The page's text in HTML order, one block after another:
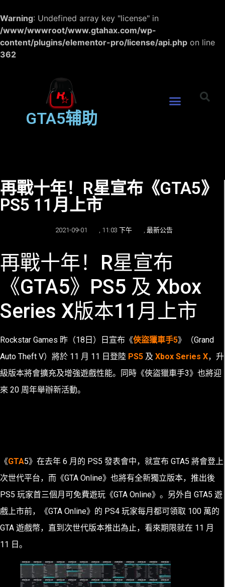
Warning: Undefined array key "license" in
/www/wwwroot/www.gtahax.com/wp-
content/plugins/elementor-pro/license/api.php on line
362
GTA5辅助
再戰十年！R星宣布《GTA5》
PS5 11月上市
2021-09-01 11:03 下午 最新公告
再戰十年！R星宣布
《GTA5》PS5 及 Xbox
Series X版本11月上市
Rockstar Games 昨（18日）日宣布《俠盜獵車手5》（Grand
Auto Theft V）將於 11 月 11 日登陸 PS5 及 Xbox Series X，升
級版本將會擴充及增強遊戲性能。同時《俠盜獵車手3》也將迎
來 20 周年舉辦新活動。
《GTA5》在去年 6 月的 PS5 發表會中，就宣布 GTA5 將會登上
次世代平台，而《GTA Online》也將有全新獨立版本，推出後
PS5 玩家首三個月可免費遊玩《GTA Online》。另外自 GTA5 遊
戲上市前，《GTA Online》的 PS4 玩家每月都可領取 100 萬的
GTA 遊戲幣，直到次世代版本推出為止，看來期限就在 11 月
11 日。